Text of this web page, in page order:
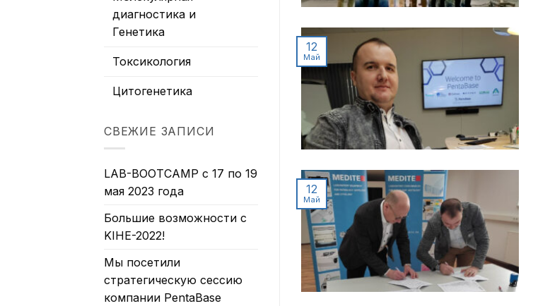
диагностика и
Генетика
Токсикология
Цитогенетика
СВЕЖИЕ ЗАПИСИ
LAB-BOOTCAMP с 17 по 19
мая 2023 года
Большие возможности с
KIHE-2022!
Мы посетили
стратегическую сессию
компании PentaBase
12
Май
12
Май